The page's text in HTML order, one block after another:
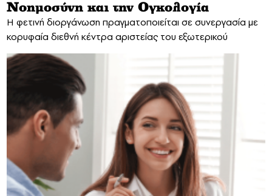
Νοημοσύνη και την Ογκολογία
Η φετινή διοργάνωση πραγματοποιείται σε συνεργασία με
κορυφαία διεθνή κέντρα αριστείας του εξωτερικού